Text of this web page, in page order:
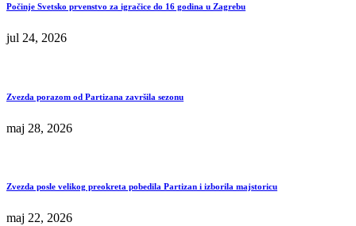
Počinje Svetsko prvenstvo za igračice do 16 godina u Zagrebu
jul 24, 2026
Zvezda porazom od Partizana završila sezonu
maj 28, 2026
Zvezda posle velikog preokreta pobedila Partizan i izborila majstoricu
maj 22, 2026